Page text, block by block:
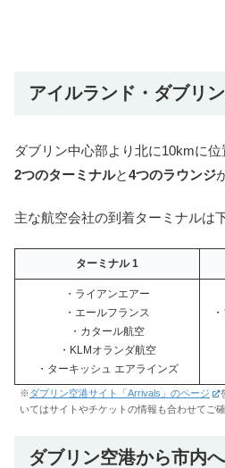
アイルランド・ダブリ
ダブリン中心部より北に10kmに位
2つのターミナルと4つのラウンジ
主な航空会社の到着ターミナルは
ターミナル 1
・ライアンエアー
・エールフランス
・カタール航空
・KLMオランダ航空
・ターキッシュ エアラインズ
※ダブリン空港サイト「Arrivals」のページ
いてはサイトやチケットの情報も合わせてご確
ダブリン空港から市内